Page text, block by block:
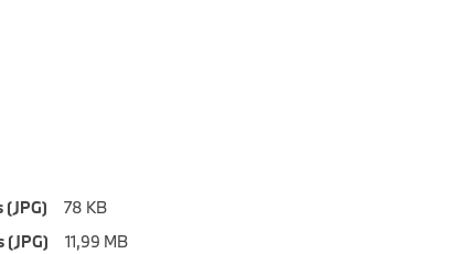
(JPG)
78 KB
(JPG)
11,99 MB